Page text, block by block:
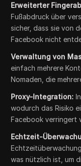
Erweiterter
Fußabdruck über
sicher, dass sie von
Facebook nicht
Verwaltung von
einfach mehrere
Nomaden, die
Proxy-Integration:
wodurch das Risiko
Facebook verringert
Echtzeit-
was nützlich ist, um